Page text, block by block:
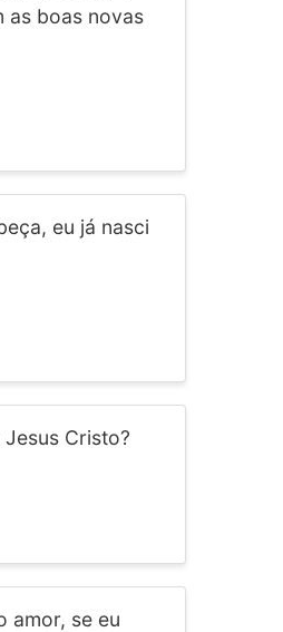
as boas novas
eu já nasci
Cristo?
amor, se eu